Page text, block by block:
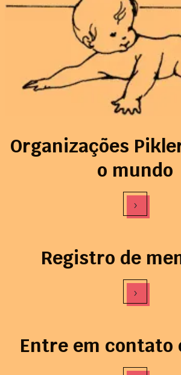
Organizações
o mundo
›
Registro de
›
Entre em contato